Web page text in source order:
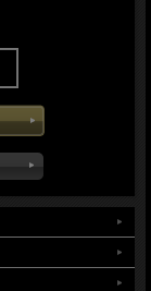
ます事、ご了承下さい